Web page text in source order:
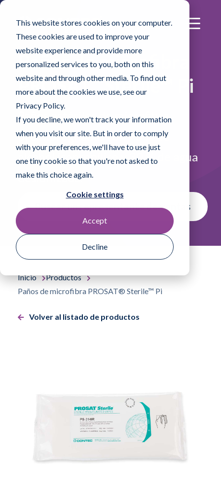
This website stores cookies on your computer.
These cookies are used to improve your
website experience and provide more
personalized services to you, both on this
website and through other media. To find out
more about the cookies we use, see our
Privacy Policy.
If you decline, we won't track your information
when you visit our site. But in order to comply
with your preferences, we'll have to use just
one tiny cookie so that you're not asked to
make this choice again.
Cookie settings
Accept
Decline
Paños de microfibra
PROSAT®Sterile™ Pi
Paños estériles de microfibra
preimpregnadas con 70 % de
alcohol isopropílico y 30 % de agua
desionizada.
Buscar un representante de ventas
Inicio
Productos
Paños de microfibra PROSAT® Sterile™ Pi
Volver al listado de productos